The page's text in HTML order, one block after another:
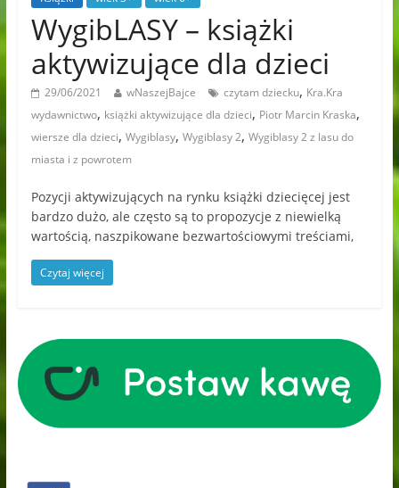
WygibLASY – książki
aktywizujące dla dzieci
29/06/2021 wNaszejBajce czytam dziecku, Kra.Kra
wydawnictwo, książki aktywizujące dla dzieci, Piotr Marcin Kraska,
wiersze dla dzieci, Wygiblasy, Wygiblasy 2, Wygiblasy 2 z lasu do
miasta i z powrotem
Pozycji aktywizujących na rynku książki dziecięcej jest
bardzo dużo, ale często są to propozycje z niewielką
wartością, naszpikowane bezwartościowymi treściami,
Czytaj więcej